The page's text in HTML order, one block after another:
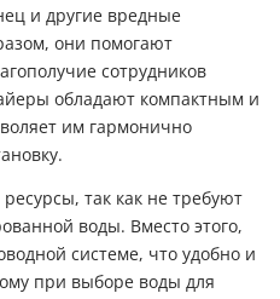
и другие вредные
они помогают
сотрудников
обладают компактным и
им гармонично
так как не требуют
воды. Вместо этого,
системе, что удобно и
при выборе воды для